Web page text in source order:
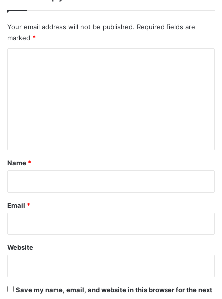
Your email address will not be published. Required fields are
marked *
*
Name *
Email *
Website
Save my name, email, and website in this browser for the next